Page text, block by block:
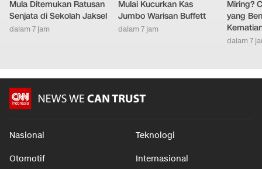
Mula Ditemukan Ratusan
Senjata di Sekolah Jaksel
dalam 7 jam
Mulai Kucurkan Kas
Jumbo Warisan Buffett
dalam 7 jam
Miring?
yang
dalam 7
Nasional Teknologi
Otomotif Internasional